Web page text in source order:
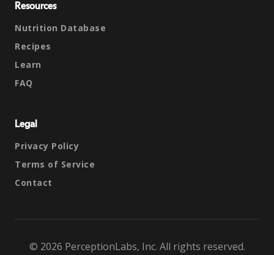
Resources
Nutrition Database
Recipes
Learn
FAQ
Legal
Privacy Policy
Terms of Service
Contact
© 2026 PerceptionLabs, Inc. All rights reserved.